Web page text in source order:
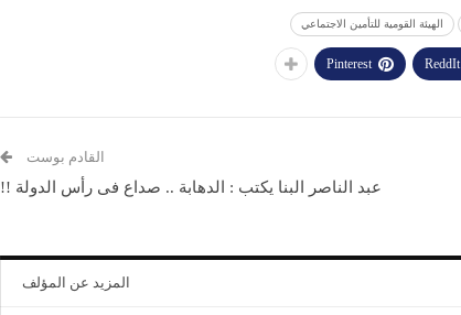
الهيئة القومية للتأمين الاجتماعي
ReddIt
Pinterest
القادم بوست
عبد الناصر البنا يكتب : الدهابة .. صداع فى رأس الدولة !!
المزيد عن المؤلف